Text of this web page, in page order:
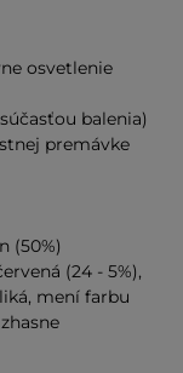
osvetlenie
balenia)
premávke
(50%)
(24 - 5%),
mení farbu